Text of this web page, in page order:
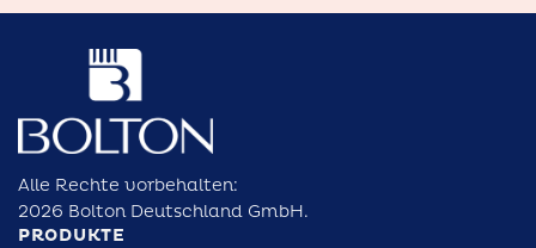
Alle Rechte vorbehalten:
2026 Bolton Deutschland GmbH.
PRODUKTE